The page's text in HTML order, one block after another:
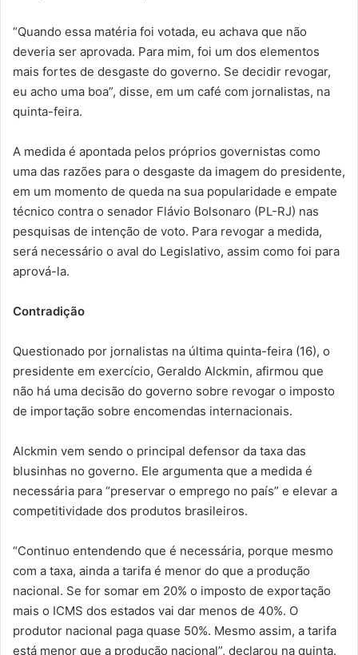
“Quando essa matéria foi votada, eu achava que não
deveria ser aprovada. Para mim, foi um dos elementos
mais fortes de desgaste do governo. Se decidir revogar,
eu acho uma boa”, disse, em um café com jornalistas, na
quinta-feira.
A medida é apontada pelos próprios governistas como
uma das razões para o desgaste da imagem do presidente,
em um momento de queda na sua popularidade e empate
técnico contra o senador Flávio Bolsonaro (PL-RJ) nas
pesquisas de intenção de voto. Para revogar a medida,
será necessário o aval do Legislativo, assim como foi para
aprová-la.
Contradição
Questionado por jornalistas na última quinta-feira (16), o
presidente em exercício, Geraldo Alckmin, afirmou que
não há uma decisão do governo sobre revogar o imposto
de importação sobre encomendas internacionais.
Alckmin vem sendo o principal defensor da taxa das
blusinhas no governo. Ele argumenta que a medida é
necessária para “preservar o emprego no país” e elevar a
competitividade dos produtos brasileiros.
“Continuo entendendo que é necessária, porque mesmo
com a taxa, ainda a tarifa é menor do que a produção
nacional. Se for somar em 20% o imposto de exportação
mais o ICMS dos estados vai dar menos de 40%. O
produtor nacional paga quase 50%. Mesmo assim, a tarifa
está menor que a produção nacional”, declarou na quinta.